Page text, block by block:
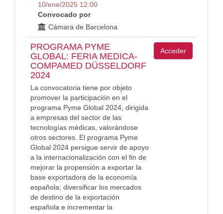
10/ene/2025 12:00
Convocado por
Cámara de Barcelona
PROGRAMA PYME
GLOBAL: FERIA MEDICA-
COMPAMED DÜSSELDORF
2024
La convocatoria tiene por objeto
promover la participación en el
programa Pyme Global 2024, dirigida
a empresas del sector de las
tecnologías médicas, valorándose
otros sectores. El programa Pyme
Global 2024 persigue servir de apoyo
a la internacionalización con el fin de
mejorar la propensión a exportar la
base exportadora de la economía
española; diversificar los mercados
de destino de la exportación
española e incrementar la
Acceder